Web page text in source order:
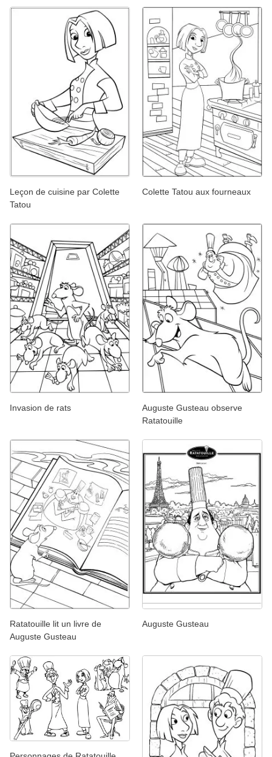
Leçon de cuisine par Colette
Tatou
Colette Tatou aux fourneaux
Invasion de rats
Auguste Gusteau observe
Ratatouille
Ratatouille lit un livre de
Auguste Gusteau
Auguste Gusteau